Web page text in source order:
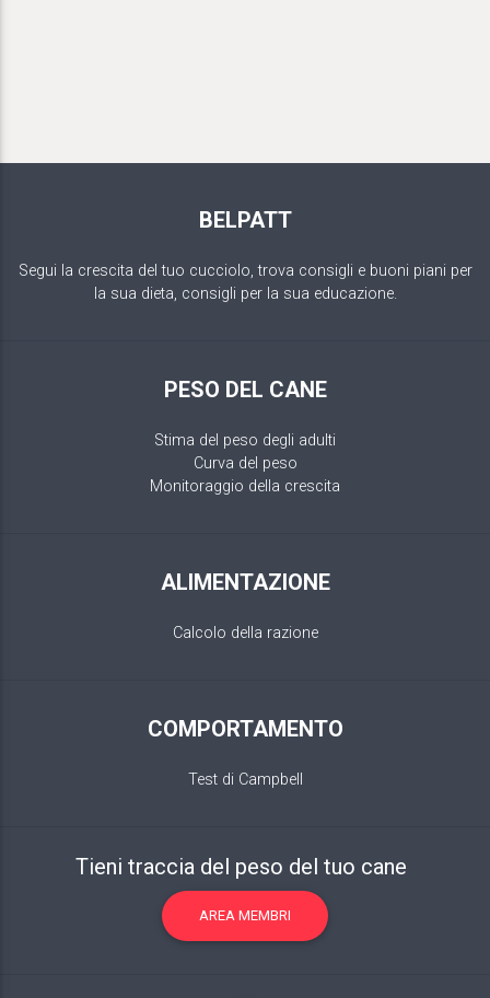
BELPATT
Segui la crescita del tuo cucciolo, trova consigli e buoni piani per
la sua dieta, consigli per la sua educazione.
PESO DEL CANE
Stima del peso degli adulti
Curva del peso
Monitoraggio della crescita
ALIMENTAZIONE
Calcolo della razione
COMPORTAMENTO
Test di Campbell
Tieni traccia del peso del tuo cane
AREA MEMBRI